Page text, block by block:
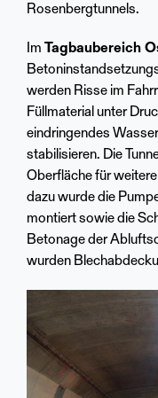
Rosenbergtunnels.
Im Tagbaubereich
werden Risse im
Füllmaterial unter
eindringendes
stabilisieren. Die
Oberfläche für
dazu wurde die
montiert sowie die
Betonage der
wurden